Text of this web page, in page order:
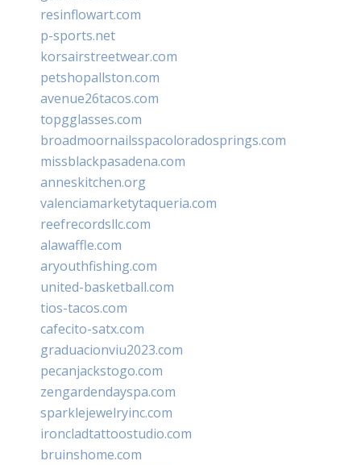
resinflowart.com
p-sports.net
korsairstreetwear.com
petshopallston.com
avenue26tacos.com
topgglasses.com
broadmoornailsspacoloradosprings.com
missblackpasadena.com
anneskitchen.org
valenciamarketytaqueria.com
reefrecordsllc.com
alawaffle.com
aryouthfishing.com
united-basketball.com
tios-tacos.com
cafecito-satx.com
graduacionviu2023.com
pecanjackstogo.com
zengardendayspa.com
sparklejewelryinc.com
ironcladtattoostudio.com
bruinshome.com